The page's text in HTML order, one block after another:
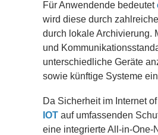
Für Anwendende bedeutet
wird diese durch
durch lokale Archivierung.
und
unterschiedliche Geräte
sowie künftige Systeme
Da Sicherheit im Internet
IOT auf umfassenden
eine integrierte All-in-One-